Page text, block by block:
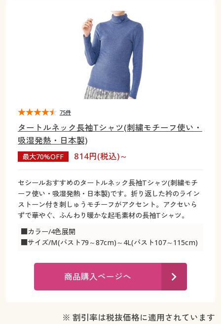
カーテン・ラグ・ファブリック
美容・健康・サプリメント
ジュニア・ティーンズ下着
大きいサイズ通販すべて
大きいサイズ レディース服
大きいサイズ メンズ
大きいサイズ 事務・制服
カタログ
カタログ・チラシからのご注文
デジタルカタログ
カタログ無料プレゼント
会員メニュー
ジュニア・ティーンズ下着
大きいサイズ レディース服
大きいサイズ レディース下着
大きいサイズ 事務・制服
カタログ・チラシからのご注文
デジタルカタログ
会員メニュー
マイページ
閲覧履歴
タートルネック長袖Tシャツ(刺繍モチーフ使い・
吸湿発熱・日本製)
最大70%OFF 814円(税込)～
セシールおすすめのタートルネック長袖Tシャツ(刺繍モチ
ーフ使い・吸湿発熱・日本製)です。折り返した衿のライン
ストーン付き刺しゅうモチーフがアクセント。アクセいら
ずで華やぐ、ふんわり暖かな起毛素材の長袖Tシャツ。
■カラー/4色展開
■サイズ/M(バスト79～87cm)～4L(バスト107～115cm)
75件
商品購入ページへ
※ 割引率は税抜価格に適用されています